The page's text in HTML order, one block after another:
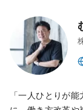
「一人ひとりが